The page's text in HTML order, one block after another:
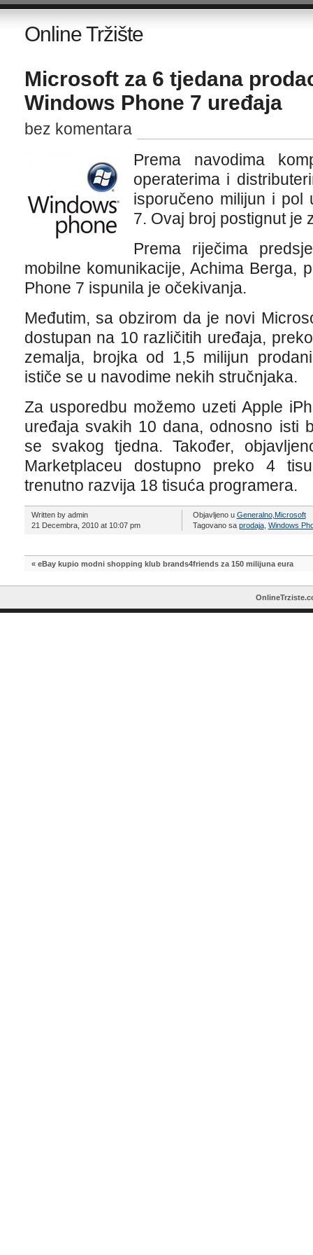
Online Tržište
Microsoft za 6 tjedana
Windows Phone 7 uređaja
bez komentara
Prema navodima
operaterima i
isporučeno milijun i pol
7. Ovaj broj postignut je
Prema riječima
mobilne komunikacije, Achima Berga,
Phone 7 ispunila je očekivanja.
Međutim, sa obzirom da je novi
dostupan na 10 različitih uređaja,
zemalja, brojka od 1,5 milijun
ističe se u navodime nekih stručnjaka.
Za usporedbu možemo uzeti Apple
uređaja svakih 10 dana, odnosno isti
se svakog tjedna. Također,
Marketplaceu dostupno preko 4
trenutno razvija 18 tisuća programera.
Written by admin
21 Decembra, 2010 at 10:07 pm
Objavljeno u Generalno, Microsoft
Tagovano sa prodaja, Windows
« eBay kupio modni shopping klub brands4friends za 150 milijuna eura